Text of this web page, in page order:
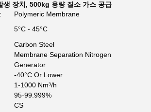
생 장치 , 500kg 용량 질소 가스 공급
Polymeric Membrane
5°C - 45°C
Carbon Steel
Membrane Separation Nitrogen
Generator
-40°C Or Lower
1-1000 Nm³/h
95-99.999%
CS